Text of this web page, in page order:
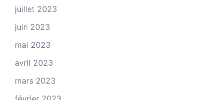
juillet 2023
juin 2023
mai 2023
avril 2023
mars 2023